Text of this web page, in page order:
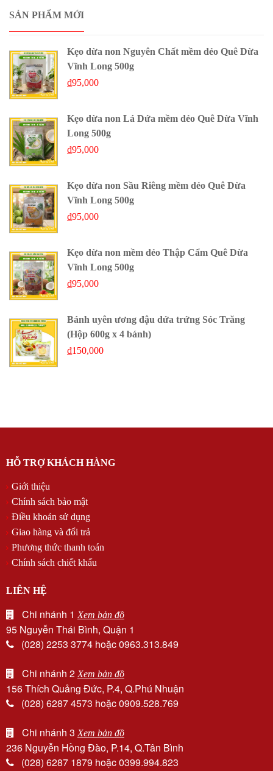
SẢN PHẨM MỚI
Kẹo dừa non Nguyên Chất mềm dẻo Quê Dừa
Vĩnh Long 500g
₫95,000
Kẹo dừa non Lá Dứa mềm dẻo Quê Dừa Vĩnh
Long 500g
₫95,000
Kẹo dừa non Sầu Riêng mềm dẻo Quê Dừa
Vĩnh Long 500g
₫95,000
Kẹo dừa non mềm dẻo Thập Cẩm Quê Dừa
Vĩnh Long 500g
₫95,000
Bánh uyên ương đậu dứa trứng Sóc Trăng
(Hộp 600g x 4 bánh)
₫150,000
HỖ TRỢ KHÁCH HÀNG
Giới thiệu
Chính sách bảo mật
Điều khoản sử dụng
Giao hàng và đổi trả
Phương thức thanh toán
Chính sách chiết khấu
LIÊN HỆ
Chi nhánh 1Xem bản đồ
95 Nguyễn Thái Bình, Quận 1
(028) 2253 3774 hoặc 0963.313.849
Chi nhánh 2Xem bản đồ
156 Thích Quảng Đức, P.4, Q.Phú Nhuận
(028) 6287 4573 hoặc 0909.528.769
Chi nhánh 3Xem bản đồ
236 Nguyễn Hồng Đào, P.14, Q.Tân Bình
(028) 6287 1879 hoặc 0399.994.823